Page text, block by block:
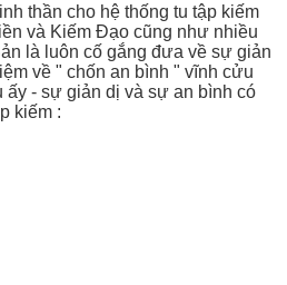
thần cho hệ thống tu tập kiếm
và Kiếm Đạo cũng như nhiều
là luôn cố gắng đưa về sự giản
về " chốn an bình " vĩnh cửu
ấy - sự giản dị và sự an bình có
kiếm :